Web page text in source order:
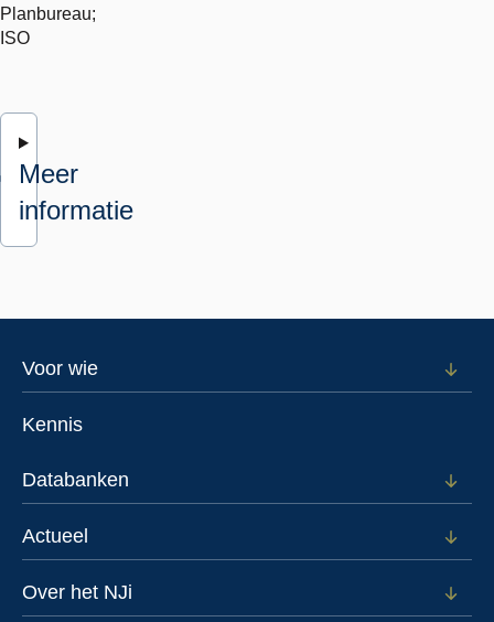
Planbureau;
ISO
Meer
informatie
Footer
Voor wie
Open
Kennis
Databanken
Open
voor
Actueel
Open
voor
Over het NJi
Open